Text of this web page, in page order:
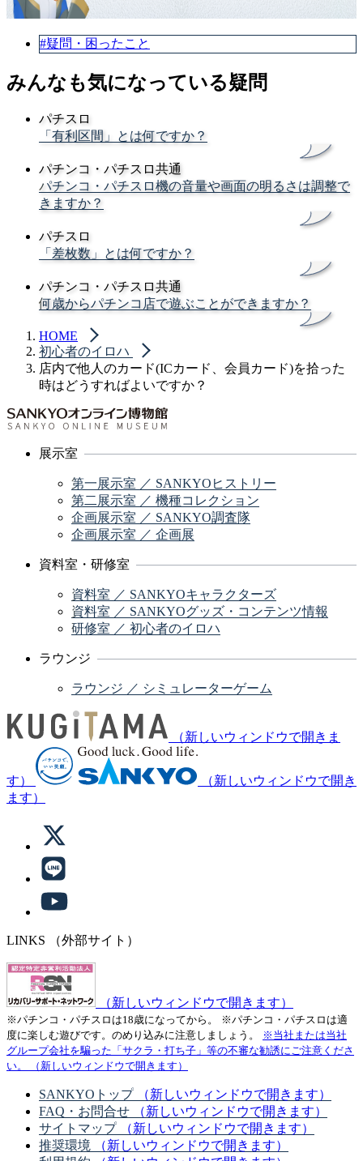
#疑問・困ったこと
みんなも気になっている疑問
パチスロ
「有利区間」とは何ですか？
パチンコ・パチスロ共通
パチンコ・パチスロ機の音量や画面の明るさは調整で
きますか？
パチスロ
「差枚数」とは何ですか？
パチンコ・パチスロ共通
何歳からパチンコ店で遊ぶことができますか？
HOME
初心者のイロハ
店内で他人のカード(ICカード、会員カード)を拾った
時はどうすればよいですか？
展示室
第一展示室 ／ SANKYOヒストリー
第二展示室 ／ 機種コレクション
企画展示室 ／ SANKYO調査隊
企画展示室 ／ 企画展
資料室・研修室
資料室 ／ SANKYOキャラクターズ
資料室 ／ SANKYOグッズ・コンテンツ情報
研修室 ／ 初心者のイロハ
ラウンジ
ラウンジ ／ シミュレーターゲーム
（新しいウィンドウで開きま
す）
（新しいウィンドウで開き
ます）
LINKS （外部サイト）
（新しいウィンドウで開きます）
※パチンコ・パチスロは18歳になってから。
※パチンコ・パチスロは適
度に楽しむ遊びです。のめり込みに注意しましょう。
※当社または当社
グループ会社を騙った「サクラ・打ち子」等の不審な勧誘にご注意くださ
い。
（新しいウィンドウで開きます）
SANKYOトップ
（新しいウィンドウで開きます）
FAQ・お問合せ
（新しいウィンドウで開きます）
サイトマップ
（新しいウィンドウで開きます）
推奨環境
（新しいウィンドウで開きます）